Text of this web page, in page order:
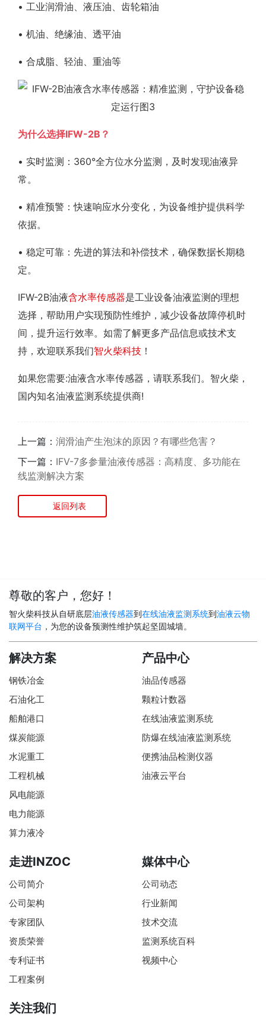
• 工业润滑油、液压油、齿轮箱油
• 机油、绝缘油、透平油
• 合成脂、轻油、重油等
为什么选择IFW-2B？
• 实时监测：360°全方位水分监测，及时发现油液异
常。
• 精准预警：快速响应水分变化，为设备维护提供科学
依据。
• 稳定可靠：先进的算法和补偿技术，确保数据长期稳
定。
IFW-2B油液含水率传感器是工业设备油液监测的理想
选择，帮助用户实现预防性维护，减少设备故障停机时
间，提升运行效率。如需了解更多产品信息或技术支
持，欢迎联系我们智火柴科技 ！
如果您需要:油液含水率传感器，请联系我们。智火柴，
国内知名油液监测系统提供商!
上一篇： 润滑油产生泡沫的原因？有哪些危害？
下一篇： IFV-7多参量油液传感器：高精度、多功能在
线监测解决方案
返回列表
尊敬的客户，您好！
智火柴科技从自研底层油液传感器到在线油液监测系统到油液云物
联网平台 ，为您的设备预测性维护筑起坚固城墙。
解决方案
钢铁冶金
石油化工
船舶港口
煤炭能源
水泥重工
工程机械
风电能源
电力能源
算力液冷
产品中心
油品传感器
颗粒计数器
在线油液监测系统
防爆在线油液监测系统
便携油品检测仪器
油液云平台
走进INZOC
公司简介
公司架构
专家团队
资质荣誉
专利证书
工程案例
媒体中心
公司动态
行业新闻
技术交流
监测系统百科
视频中心
关注我们